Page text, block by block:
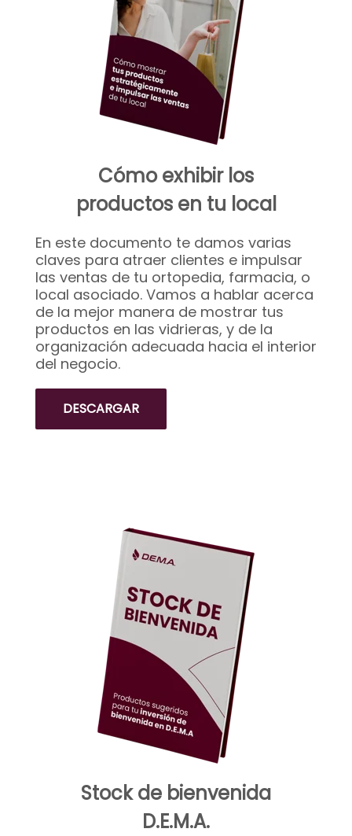
Cómo exhibir los
productos en tu local
En este documento te damos varias
claves para atraer clientes e impulsar
las ventas de tu ortopedia, farmacia, o
local asociado. Vamos a hablar acerca
de la mejor manera de mostrar tus
productos en las vidrieras, y de la
organización adecuada hacia el interior
del negocio.
DESCARGAR
Stock de bienvenida
D.E.M.A.